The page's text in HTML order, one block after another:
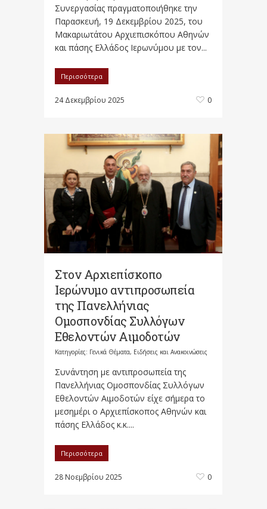
Συνεργασίας πραγματοποιήθηκε την
Παρασκευή, 19 Δεκεμβρίου 2025, του
Μακαριωτάτου Αρχιεπισκόπου Αθηνών
και πάσης Ελλάδος Ιερωνύμου με τον...
Περισσότερα
24 Δεκεμβρίου 2025 0
Στον Αρχιεπίσκoπο
Ιερώνυμο αντιπροσωπεία
της Πανελλήνιας
Ομοσπονδίας Συλλόγων
Εθελοντών Αιμοδοτών
Κατηγορίες: Γενικά Θέματα, Ειδήσεις και Ανακοινώσεις
Συνάντηση με αντιπροσωπεία της
Πανελλήνιας Ομοσπονδίας Συλλόγων
Εθελοντών Αιμοδοτών είχε σήμερα το
μεσημέρι ο Αρχιεπίσκοπος Αθηνών και
πάσης Ελλάδος κ.κ....
Περισσότερα
28 Νοεμβρίου 2025 0